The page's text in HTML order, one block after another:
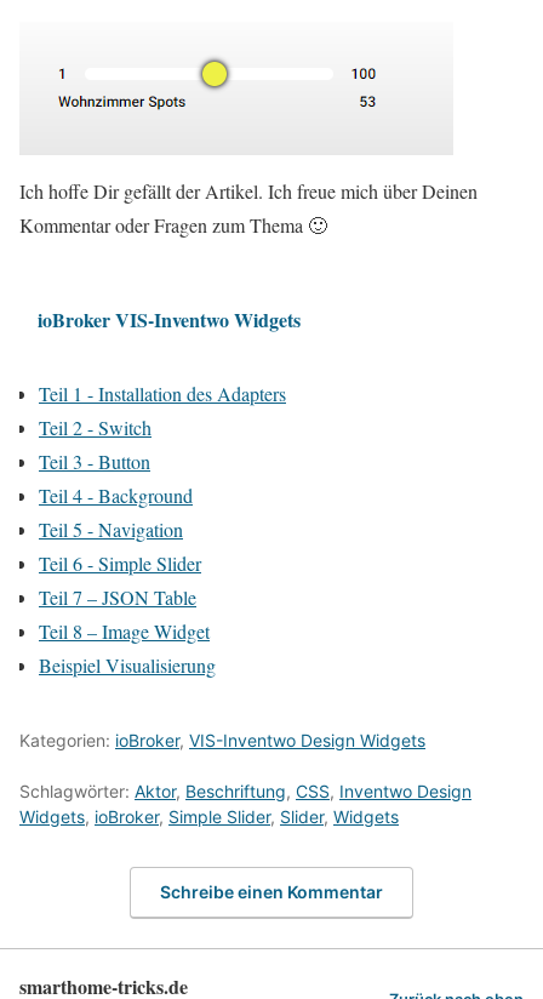
Ich hoffe Dir gefällt der Artikel. Ich freue mich über Deinen
Kommentar oder Fragen zum Thema 🙂
ioBroker VIS-Inventwo Widgets
Teil 1 - Installation des Adapters
Teil 2 - Switch
Teil 3 - Button
Teil 4 - Background
Teil 5 - Navigation
Teil 6 - Simple Slider
Teil 7 – JSON Table
Teil 8 – Image Widget
Beispiel Visualisierung
Kategorien: ioBroker, VIS-Inventwo Design Widgets
Schlagwörter: Aktor, Beschriftung, CSS, Inventwo Design
Widgets, ioBroker, Simple Slider, Slider, Widgets
Schreibe einen Kommentar
smarthome-tricks.de